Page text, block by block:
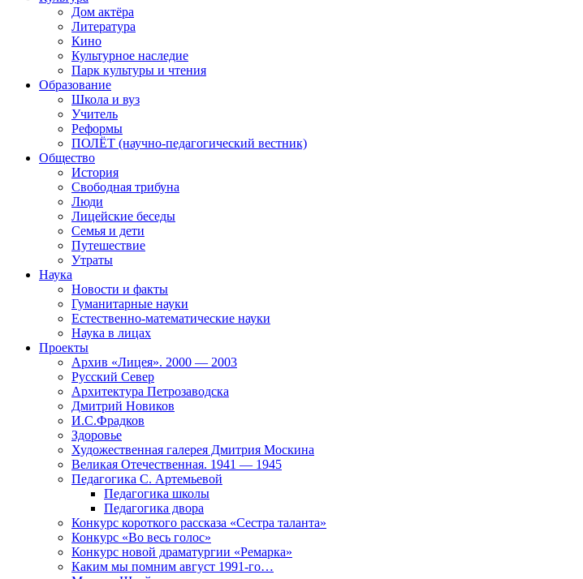
Дом актёра
Литература
Кино
Культурное наследие
Парк культуры и чтения
Образование
Школа и вуз
Учитель
Реформы
ПОЛЁТ (научно-педагогический вестник)
Общество
История
Свободная трибуна
Люди
Лицейские беседы
Семья и дети
Путешествие
Утраты
Наука
Новости и факты
Гуманитарные науки
Естественно-математические науки
Наука в лицах
Проекты
Архив «Лицея». 2000 — 2003
Русский Север
Архитектура Петрозаводска
Дмитрий Новиков
И.С.Фрадков
Здоровье
Художественная галерея Дмитрия Москина
Великая Отечественная. 1941 — 1945
Педагогика С. Артемьевой
Педагогика школы
Педагогика двора
Конкурс короткого рассказа «Сестра таланта»
Конкурс «Во весь голос»
Конкурс новой драматургии «Ремарка»
Каким мы помним август 1991-го…